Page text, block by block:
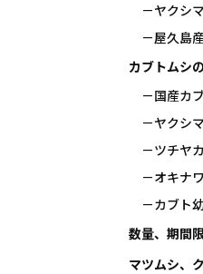
ヤクシ
屋久島
カブトムシ
国産カ
ヤクシ
ツチヤ
オキナ
カブト
数量、期間
マツムシ、